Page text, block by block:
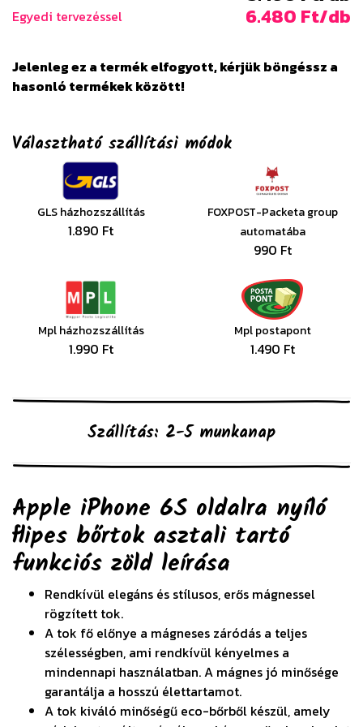
Egyedi tervezéssel 6.480 Ft/db
Jelenleg ez a termék elfogyott, kérjük böngéssz a
hasonló termékek között!
Választható szállítási módok
GLS házhozszállítás
1.890 Ft
FOXPOST-Packeta group
automatába
990 Ft
Mpl házhozszállítás
1.990 Ft
Mpl postapont
1.490 Ft
Szállítás: 2-5 munkanap
Apple iPhone 6S oldalra nyíló
flipes bőrtok asztali tartó
funkciós zöld leírása
Rendkívül elegáns és stílusos, erős mágnessel
rögzített tok.
A tok fő előnye a mágneses záródás a teljes
szélességben, ami rendkívül kényelmes a
mindennapi használatban. A mágnes jó minősége
garantálja a hosszú élettartamot.
A tok kiváló minőségű eco-bőrből készül, amely